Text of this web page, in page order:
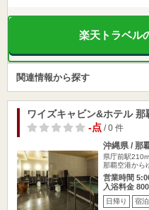
楽天トラベル
関連情報から探す
ワイズキャビン&ホテル 那
-点/ 0 件
沖縄県 / 那
県庁前駅210m
那覇空港から
営業時間
入浴料金
日帰り 宿泊